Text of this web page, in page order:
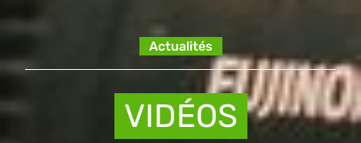
Actualités
VIDÉOS